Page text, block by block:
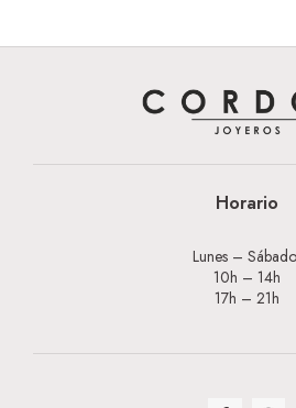
Horario
Lunes –
10h – 14h
17h – 21h